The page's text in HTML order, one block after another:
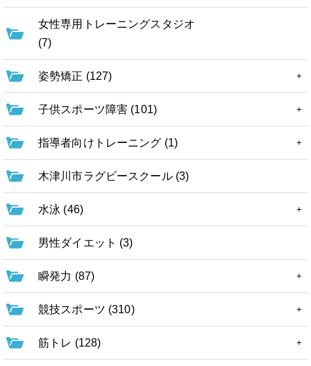
女性専用トレーニングスタジオ
(7)
姿勢矯正 (127)
子供スポーツ障害 (101)
指導者向けトレーニング (1)
木津川市ラグビースクール (3)
水泳 (46)
男性ダイエット (3)
瞬発力 (87)
競技スポーツ (310)
筋トレ (128)